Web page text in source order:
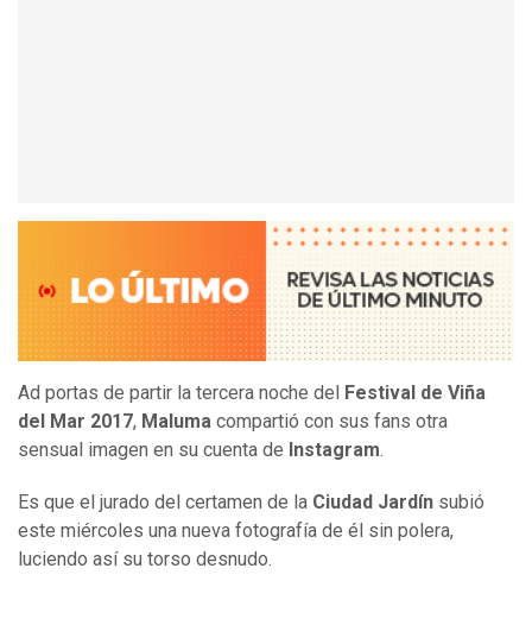
Ad portas de partir la tercera noche del
Festival de Viña
del Mar 2017, Maluma compartió con sus fans otra
sensual imagen en su cuenta de Instagram.
Es que el jurado del certamen de la Ciudad Jardín subió
este miércoles una nueva fotografía de él sin polera,
luciendo así su torso desnudo.